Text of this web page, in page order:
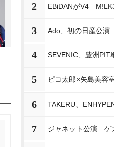
2 EBiDANがV4
3 Ado、初の日産公演
4
5 ピコ太郎×矢島美容
6
7 ジャネット公演 ゲ